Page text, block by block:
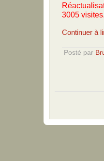
3005 visites.
Continuer à
Posté par